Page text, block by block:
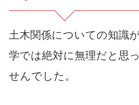
土木関係についての知識
学では絶対に無理だと思
せんでした。